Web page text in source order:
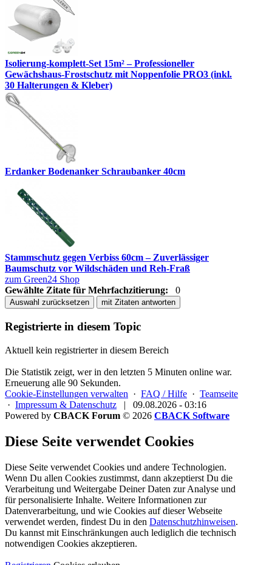
Isolierung-komplett-Set 15m² – Professioneller
Gewächshaus-Frostschutz mit Noppenfolie PRO3 (inkl.
30 Halterungen & Kleber)
Erdanker Bodenanker Schraubanker 40cm
Stammschutz gegen Verbiss 60cm – Zuverlässiger
Baumschutz vor Wildschäden und Reh-Fraß
zum Green24 Shop
Gewählte Zitate für Mehrfachzitierung:
0
Auswahl zurücksetzen mit Zitaten antworten
Registrierte in diesem Topic
Aktuell kein registrierter in diesem Bereich
Die Statistik zeigt, wer in den letzten 5 Minuten online war.
Erneuerung alle 90 Sekunden.
Cookie-Einstellungen verwalten · FAQ / Hilfe · Teamseite
· Impressum & Datenschutz |
09.08.2026 - 03:16
Powered by CBACK Forum © 2026 CBACK Software
Diese Seite verwendet Cookies
Diese Seite verwendet Cookies und andere Technologien.
Wenn Du allen Cookies zustimmst, dann akzeptierst Du die
Verarbeitung und Weitergabe Deiner Daten zur Analyse und
für personalisierte Inhalte. Weitere Informationen zur
Datenverarbeitung, und wie Cookies auf dieser Webseite
verwendet werden, findest Du in den Datenschutzhinweisen.
Du kannst mit Einschränkungen auch lediglich die technisch
notwendigen Cookies akzeptieren.